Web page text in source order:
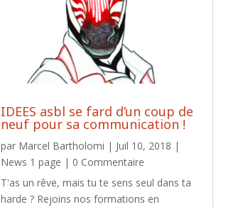
IDEES asbl se fard d’un coup de
neuf pour sa communication !
par Marcel Bartholomi | Juil 10, 2018 |
News 1 page | 0 Commentaire
T'as un rêve, mais tu te sens seul dans ta
harde ? Rejoins nos formations en